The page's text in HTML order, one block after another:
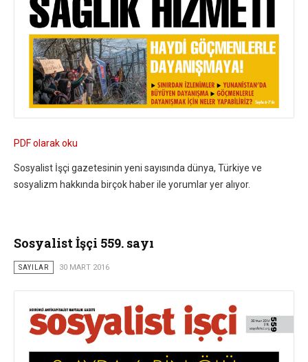
PDF olarak oku
Sosyalist İşçi gazetesinin yeni sayısında dünya, Türkiye ve
sosyalizm hakkında birçok haber ile yorumlar yer alıyor.
Sosyalist İşçi 559. sayı
SAYILAR 30 MART 2016